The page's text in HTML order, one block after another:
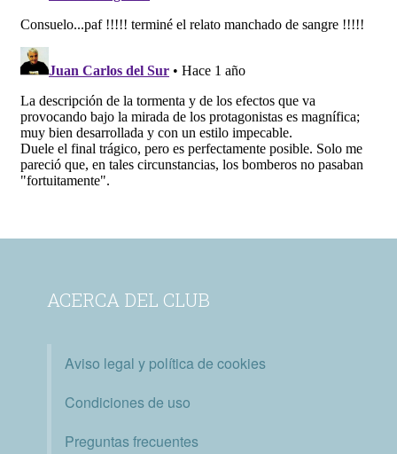
ACERCA DEL CLUB
Aviso legal y política de cookies
Condiciones de uso
Preguntas frecuentes